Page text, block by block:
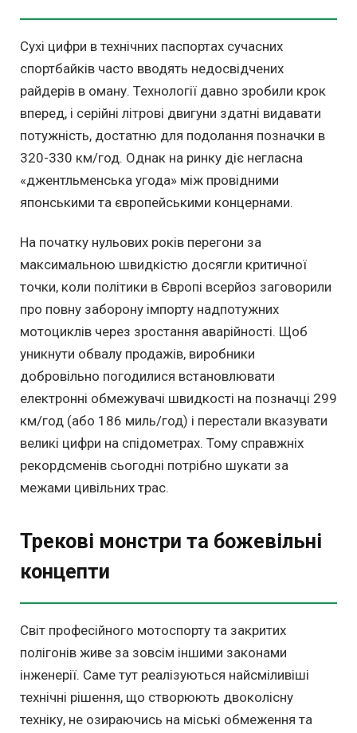
Сухі цифри в технічних паспортах сучасних
спортбайків часто вводять недосвідчених
райдерів в оману. Технології давно зробили крок
вперед, і серійні літрові двигуни здатні видавати
потужність, достатню для подолання позначки в
320-330 км/год. Однак на ринку діє негласна
«джентльменська угода» між провідними
японськими та європейськими концернами.
На початку нульових років перегони за
максимальною швидкістю досягли критичної
точки, коли політики в Європі всерйоз заговорили
про повну заборону імпорту надпотужних
мотоциклів через зростання аварійності. Щоб
уникнути обвалу продажів, виробники
добровільно погодилися встановлювати
електронні обмежувачі швидкості на позначці 299
км/год (або 186 миль/год) і перестали вказувати
великі цифри на спідометрах. Тому справжніх
рекордсменів сьогодні потрібно шукати за
межами цивільних трас.
Трекові монстри та божевільні
концепти
Світ професійного мотоспорту та закритих
полігонів живе за зовсім іншими законами
інженерії. Саме тут реалізуються найсміливіші
технічні рішення, що створюють двоколісну
техніку, не озираючись на міські обмеження та